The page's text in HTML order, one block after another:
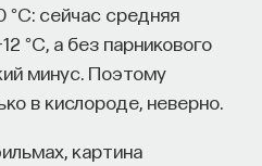
сейчас средняя
°C, а без парникового
минус. Поэтому
в кислороде, неверно.
картина